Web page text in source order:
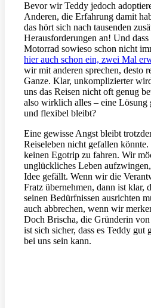
Bevor wir Teddy jedoch
Anderen, die Erfahrung damit
das hört sich nach tausenden
Herausforderungen an! Und
Motorrad sowieso schon nicht
hier auch schon ein, zwei Mal
wir mit anderen sprechen, desto
Ganze. Klar, unkomplizierter
uns das Reisen nicht oft genug
also wirklich alles – eine Lösung
und flexibel bleibt?
Eine gewisse Angst bleibt
Reiseleben nicht gefallen
keinen Egotrip zu fahren. Wir
unglückliches Leben
Idee gefällt. Wenn wir die
Fratz übernehmen, dann ist klar,
seinen Bedürfnissen ausrichten
auch abbrechen, wenn wir
Doch Brischa, die Gründerin
ist sich sicher, dass es Teddy gut
bei uns sein kann.